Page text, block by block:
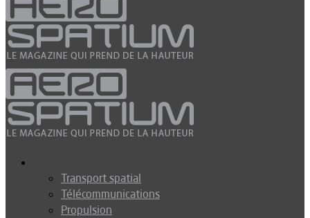
Transport spatial
Télécommunications
Propulsion